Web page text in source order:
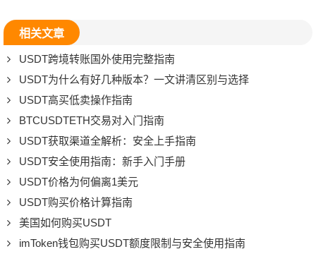
相关文章
USDT跨境转账国外使用完整指南
USDT为什么有好几种版本？一文讲清区别与选择
USDT高买低卖操作指南
BTCUSDTETH交易对入门指南
USDT获取渠道全解析：安全上手指南
USDT安全使用指南：新手入门手册
USDT价格为何偏离1美元
USDT购买价格计算指南
美国如何购买USDT
imToken钱包购买USDT额度限制与安全使用指南